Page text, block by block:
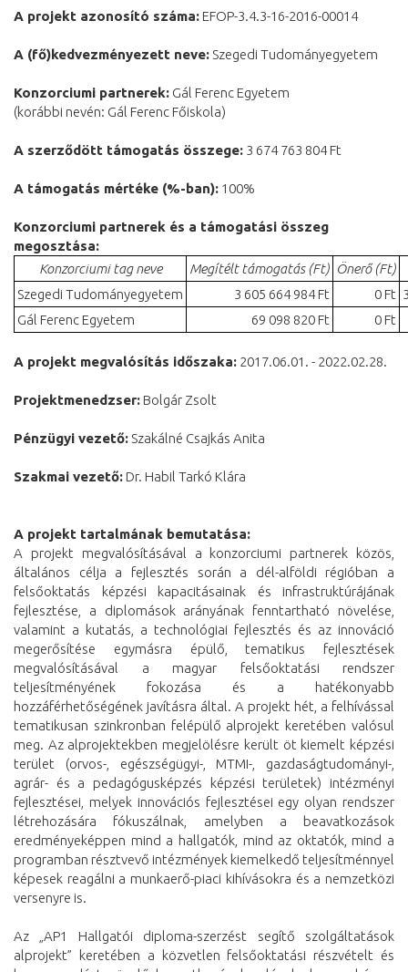
A projekt azonosító száma: EFOP-3.4.3-16-2016-00014
A (fő)kedvezményezett neve: Szegedi Tudományegyetem
Konzorciumi partnerek: Gál Ferenc Egyetem
(korábbi nevén: Gál Ferenc Főiskola)
A szerződött támogatás összege: 3 674 763 804 Ft
A támogatás mértéke (%-ban): 100%
Konzorciumi partnerek és a támogatási összeg
megosztása:
Konzorciumi tag neve
Megítélt támogatás (Ft) Önerő (Ft)
Szegedi Tudományegyetem
3 605 664 984 Ft 0 Ft
Gál Ferenc Egyetem
69 098 820 Ft 0 Ft
A projekt megvalósítás időszaka: 2017.06.01. - 2022.02.28.
Projektmenedzser: Bolgár Zsolt
Pénzügyi vezető: Szakálné Csajkás Anita
Szakmai vezető: Dr. Habil Tarkó Klára
A projekt tartalmának bemutatása:
A projekt megvalósításával a konzorciumi partnerek közös,
általános célja a fejlesztés során a dél-alföldi régióban a
felsőoktatás képzési kapacitásainak és infrastruktúrájának
fejlesztése, a diplomások arányának fenntartható növelése,
valamint a kutatás, a technológiai fejlesztés és az innováció
megerősítése egymásra épülő, tematikus fejlesztések
megvalósításával a magyar felsőoktatási rendszer
teljesítményének fokozása és a hatékonyabb
hozzáférhetőségének javításra által. A projekt hét, a felhívással
tematikusan szinkronban felépülő alprojekt keretében valósul
meg. Az alprojektekben megjelölésre került öt kiemelt képzési
terület (orvos-, egészségügyi-, MTMI-, gazdaságtudományi-,
agrár- és a pedagógusképzés képzési területek) intézményi
fejlesztései, melyek innovációs fejlesztései egy olyan rendszer
létrehozására fókuszálnak, amelyben a beavatkozások
eredményeképpen mind a hallgatók, mind az oktatók, mind a
programban résztvevő intézmények kiemelkedő teljesítménnyel
képesek reagálni a munkaerő-piaci kihívásokra és a nemzetközi
versenyre is.
Az „AP1 Hallgatói diploma-szerzést segítő szolgáltatások
alprojekt” keretében a közvetlen felsőoktatási részvételt és